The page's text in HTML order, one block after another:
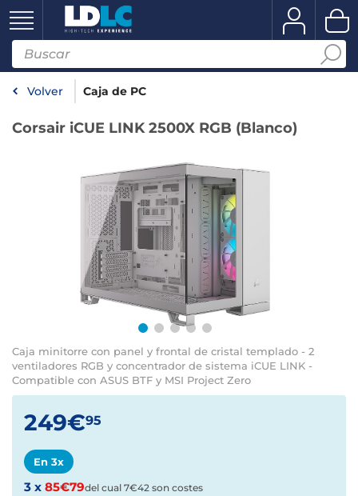
Volver Caja de PC
Corsair iCUE LINK 2500X RGB (Blanco)
Caja minitorre con panel y frontal de cristal templado - 2
ventiladores RGB y concentrador de sistema iCUE LINK -
Compatible con ASUS BTF y MSI Project Zero
249€95
En 3x
3 x 85€79del cual 7€42 son costes